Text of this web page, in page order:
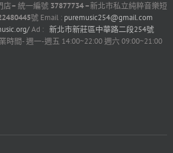
店– 統一編號 37877734 –新北市私立純粹音樂短
號 Email : puremusic254@gmail.com
Ad : 新北市新莊區中華路二段254號
時間- 週一-週五 14:00~22:00 週六 09:00~21:00